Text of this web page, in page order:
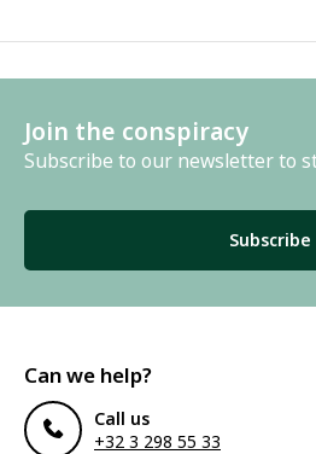
Join the conspiracy
Subscribe to our newsletter to
Subscribe
Can we help?
Call us
+32 3 298 55 33